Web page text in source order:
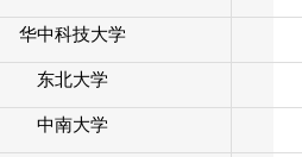
华中科技大学
东北大学
中南大学